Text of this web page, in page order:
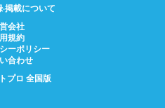
掲載について
会社
規約
ーポリシー
合わせ
プロ 全国版